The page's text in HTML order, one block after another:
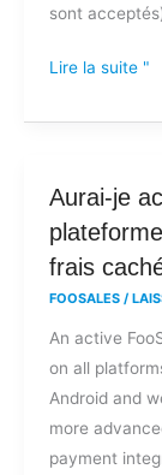
sont
FooSales
Lire la suite "
Aurai-je
frais
FOOSALES /
An active
on all
Android and
more
payment
Aurai-
je
accès
sur
toutes
les
plateformes
supportées